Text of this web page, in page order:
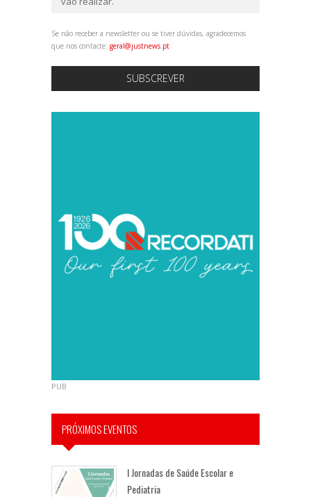
Se não receber a newsletter ou se tiver dúvidas, agradecemos
que nos contacte: geral@justnews.pt
SUBSCREVER
PUB
PRÓXIMOS EVENTOS
I Jornadas de Saúde Escolar e
Pediatria